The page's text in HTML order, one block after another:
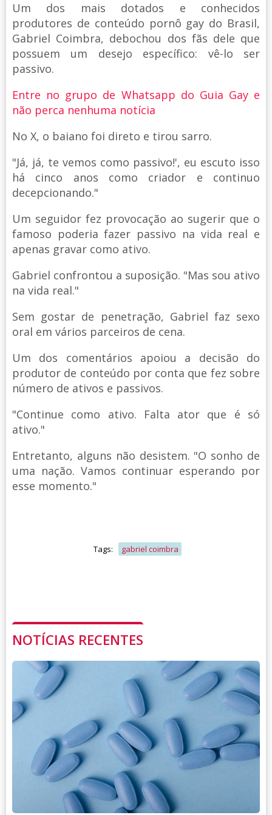
Um dos mais dotados e conhecidos
produtores de conteúdo pornô gay do Brasil,
Gabriel Coimbra, debochou dos fãs dele que
possuem um desejo específico: vê-lo ser
passivo.
Entre no grupo de Whatsapp do Guia Gay e
não perca nenhuma notícia
No X, o baiano foi direto e tirou sarro.
"Já, já, te vemos como passivo!', eu escuto isso
há cinco anos como criador e continuo
decepcionando."
Um seguidor fez provocação ao sugerir que o
famoso poderia fazer passivo na vida real e
apenas gravar como ativo.
Gabriel confrontou a suposição. "Mas sou ativo
na vida real."
Sem gostar de penetração, Gabriel faz sexo
oral em vários parceiros de cena.
Um dos comentários apoiou a decisão do
produtor de conteúdo por conta que fez sobre
número de ativos e passivos.
"Continue como ativo. Falta ator que é só
ativo."
Entretanto, alguns não desistem. "O sonho de
uma nação. Vamos continuar esperando por
esse momento."
Tags: gabriel coimbra
NOTÍCIAS RECENTES